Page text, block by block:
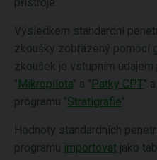
Výsledkem standardní
zkoušky zobrazený pomocí
zkoušek je vstupním
"Mikropilota" a "Patky CPT"
programu "Stratigrafie".
Hodnoty standardních
programu importovat jako